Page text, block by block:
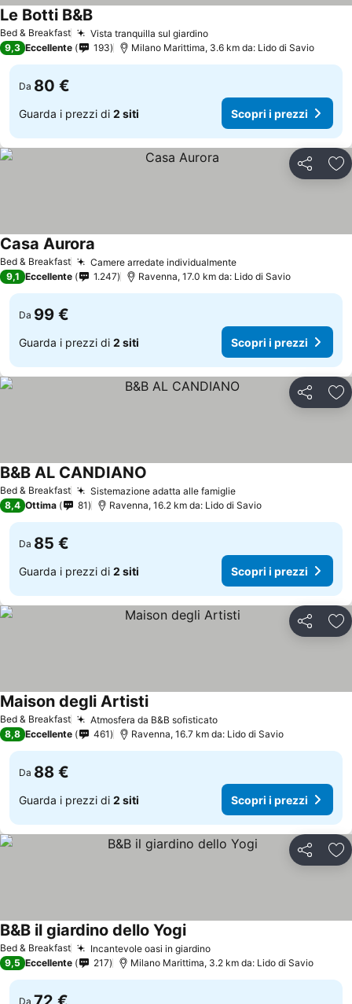
Bed & Breakfast Vista tranquilla sul giardinoScopri i prezzi
Le Botti B&BScopri i prezzi
9,3 Eccellente 193 Milano Marittima, 3.6 km da: Lido di Savio
Da 80 €
Guarda i prezzi di 2 siti Scopri i prezzi
Condividi
Bed & Breakfast Camere arredate individualmenteScopri i prezzi
Casa Aurora
9,1 Eccellente 1.247 Ravenna, 17.0 km da: Lido di Savio
Da 99 €
Guarda i prezzi di 2 siti Scopri i prezzi
Condividi
Bed & Breakfast Sistemazione adatta alle famiglieScopri i prezzi
B&B AL CANDIANO
8,4 Ottima 81 Ravenna, 16.2 km da: Lido di Savio
Da 85 €
Guarda i prezzi di 2 siti Scopri i prezzi
Condividi
Bed & Breakfast Atmosfera da B&B sofisticatoScopri i prezzi
Maison degli ArtistiScopri i prezzi
8,8 Eccellente 461 Ravenna, 16.7 km da: Lido di Savio
Da 88 €
Guarda i prezzi di 2 siti Scopri i prezzi
Condividi
Bed & Breakfast Incantevole oasi in giardinoScopri i prezzi
B&B il giardino dello YogiScopri i prezzi
9,5 Eccellente 217 Milano Marittima, 3.2 km da: Lido di Savio
Da